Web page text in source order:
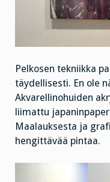
Pelkosen tekniikka
täydellisesti. En ole
Akvarellinohuiden
liimattu
Maalauksesta ja
hengittävää pintaa.